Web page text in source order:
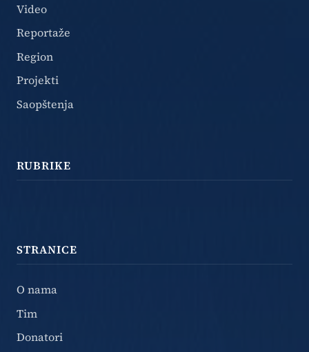
Video
Reportaže
Region
Projekti
Saopštenja
RUBRIKE
STRANICE
O nama
Tim
Donatori